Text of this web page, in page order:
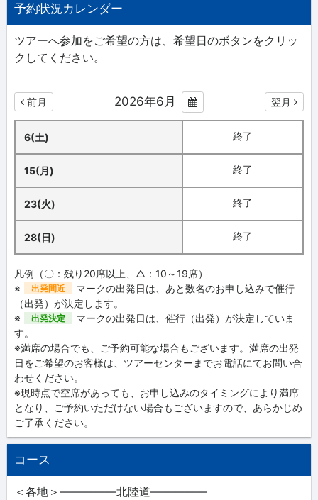
予約状況カレンダー
ツアーへ参加をご希望の方は、希望日のボタンをクリッ
クしてください。
前月 2026年6月 翌月
6(土) 終了
15(月) 終了
23(火) 終了
28(日) 終了
凡例（〇：残り20席以上、△：10～19席）
※
出発間近
マークの出発日は、あと数名のお申し込みで催行
（出発）が決定します。
※
出発決定
マークの出発日は、催行（出発）が決定していま
す。
※満席の場合でも、ご予約可能な場合もございます。満席の出発
日をご希望のお客様は、ツアーセンターまでお電話にてお問い合
わせください。
※現時点で空席があっても、お申し込みのタイミングにより満席
となり、ご予約いただけない場合もございますので、あらかじめ
ご了承ください。
コース
＜各地＞―――――北陸道―――――